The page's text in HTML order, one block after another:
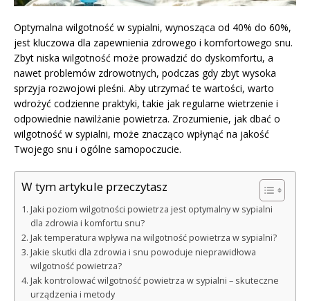
Optymalna wilgotność w sypialni, wynosząca od 40% do 60%,
jest kluczowa dla zapewnienia zdrowego i komfortowego snu.
Zbyt niska wilgotność może prowadzić do dyskomfortu, a
nawet problemów zdrowotnych, podczas gdy zbyt wysoka
sprzyja rozwojowi pleśni. Aby utrzymać te wartości, warto
wdrożyć codzienne praktyki, takie jak regularne wietrzenie i
odpowiednie nawilżanie powietrza. Zrozumienie, jak dbać o
wilgotność w sypialni, może znacząco wpłynąć na jakość
Twojego snu i ogólne samopoczucie.
W tym artykule przeczytasz
Jaki poziom wilgotności powietrza jest optymalny w sypialni
dla zdrowia i komfortu snu?
Jak temperatura wpływa na wilgotność powietrza w sypialni?
Jakie skutki dla zdrowia i snu powoduje nieprawidłowa
wilgotność powietrza?
Jak kontrolować wilgotność powietrza w sypialni – skuteczne
urządzenia i metody